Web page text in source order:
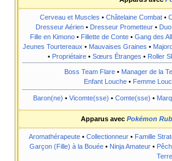
Cerveau et Muscles • Châtelaine Combat •
Dresseur Aérien• Dresseur Prometteur•
Fille en Kimono • Fillette de Conte • Gang des
Jeunes Tourtereaux • Mauvaises Graines •
• Propriétaire• Sœurs Étranges • Roller
Boss Team Flare• Manager de la
Enfant Louche• Femme
Baron(ne) • Vicomte(sse) • Comte(sse) •
Apparus avec Pokémon
Aromathérapeute • Collectionneur • Famille
Garçon (Fille) à la Bouée • Ninja Amateur •